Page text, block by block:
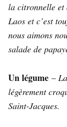
la citronnelle et
Laos et c’est
nous aimons
salade de
Un légume –
légèrement
Saint-Jacques.